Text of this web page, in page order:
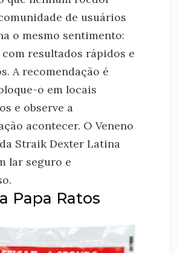
de usuários
o mesmo sentimento:
resultados rápidos e
A recomendação é
o em locais
e observe a
acontecer. O Veneno
Straik Dexter Latina
lar seguro e
Papa Ratos